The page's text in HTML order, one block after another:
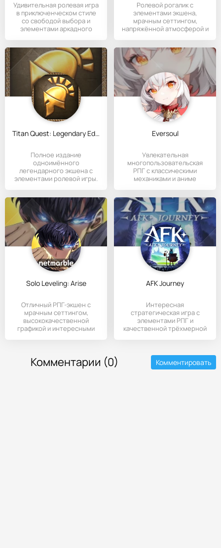
Удивительная ролевая игра
в приключенческом стиле
со свободой выбора и
элементами аркадного
Ролевой рогалик с
элементами экшена,
мрачным сеттингом,
напряжённой атмосферой и
Titan Quest: Legendary Edition
Полное издание
одноимённого
легендарного экшена с
элементами ролевой игры.
Eversoul
Увлекательная
многопользовательская
РПГ с классическими
механиками и аниме
Solo Leveling: Arise
Отличный РПГ-экшен с
мрачным сеттингом,
высококачественной
графикой и интересными
AFK Journey
Интересная
стратегическая игра с
элементами РПГ и
качественной трёхмерной
Комментарии (0) Комментировать